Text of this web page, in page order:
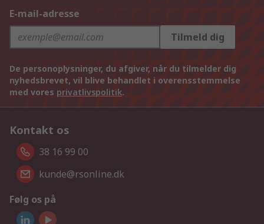
E-mail-adresse
Tilmeld dig
De personoplysninger, du afgiver, når du tilmelder dig
nyhedsbrevet, vil blive behandlet i overensstemmelse
med vores privatlivspolitik.
Kontakt os
38 16 99 00
kunde@rsonline.dk
Følg os på